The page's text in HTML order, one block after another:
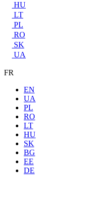
HU
LT
PL
RO
SK
UA
FR
EN
UA
PL
RO
LT
HU
SK
BG
EE
DE